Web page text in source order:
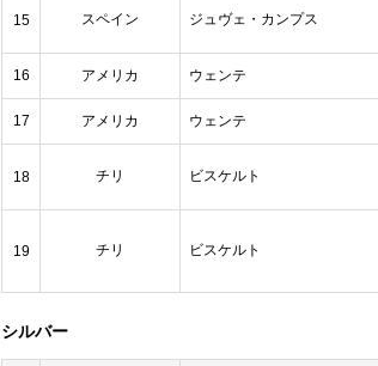
15 スペイン ジュヴェ・カンプス
16 アメリカ ウェンテ
17 アメリカ ウェンテ
18 チリ ビスケルト
19 チリ ビスケルト
シルバー